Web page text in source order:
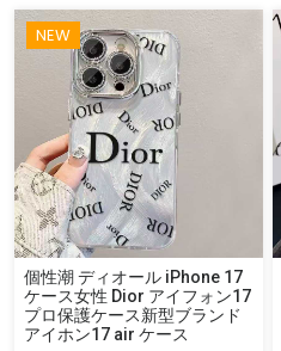
NEW
個性潮 ディオール iPhone 17
ケース女性 Dior アイフォン17
プロ保護ケース新型ブランド
アイホン17 air ケース